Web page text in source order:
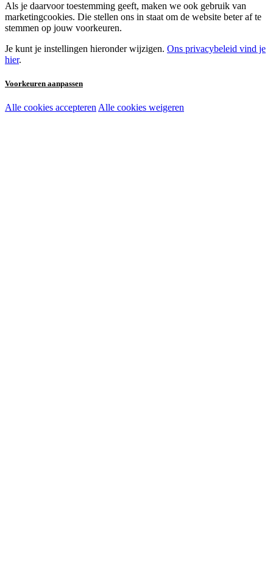
Als je daarvoor toestemming geeft, maken we ook gebruik van
marketingcookies. Die stellen ons in staat om de website beter af te
stemmen op jouw voorkeuren.
Je kunt je instellingen hieronder wijzigen. Ons privacybeleid vind je
hier.
Voorkeuren aanpassen
Noodzakelijke cookies:
Alle cookies accepteren Alle cookies weigeren